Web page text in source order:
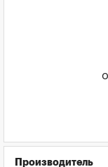
Производитель